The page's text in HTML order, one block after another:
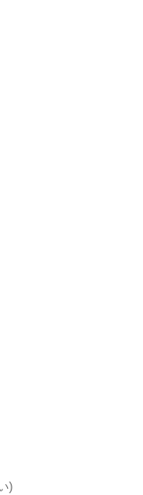
)